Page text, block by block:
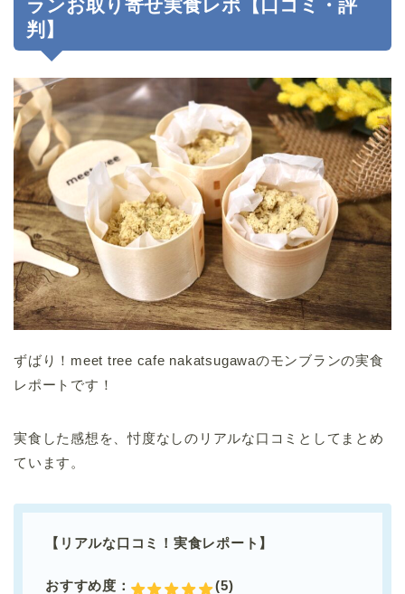
ランお取り寄せ実食レポ【口コミ・評
判】
ずばり！meet tree cafe nakatsugawaのモンブランの実食
レポートです！
実食した感想を、忖度なしのリアルな口コミとしてまとめ
ています。
【リアルな口コミ！実食レポート】
おすすめ度：
(5)